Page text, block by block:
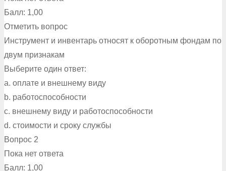
Балл: 1,00
Отметить вопрос
Инструмент и инвентарь относят к оборотным фондам по
двум признакам
Выберите один ответ:
a. оплате и внешнему виду
b. работоспособности
c. внешнему виду и работоспособности
d. стоимости и сроку службы
Вопрос 2
Пока нет ответа
Балл: 1,00